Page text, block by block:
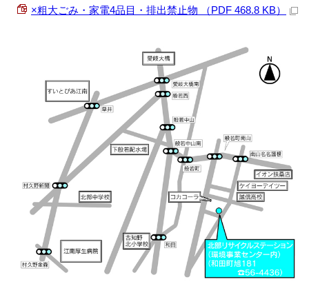
×粗大ごみ・家電4品目・排出禁止物 （PDF 468.8 KB）